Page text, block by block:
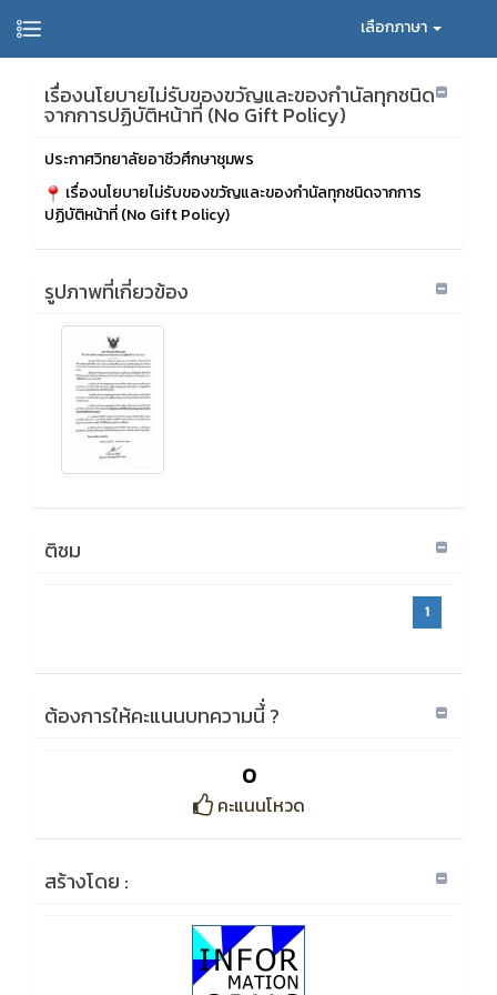
เลือกภาษา
เรื่องนโยบายไม่รับของขวัญและของกำนัลทุกชนิด
จากการปฏิบัติหน้าที่ (No Gift Policy)
ประกาศวิทยาลัยอาชีวศึกษาชุมพร
เรื่องนโยบายไม่รับของขวัญและของกำนัลทุกชนิดจากการ
ปฏิบัติหน้าที่ (No Gift Policy)
รูปภาพที่เกี่ยวข้อง
ติชม
1
ต้องการให้คะแนนบทความนี้่ ?
0
คะแนนโหวด
สร้างโดย :